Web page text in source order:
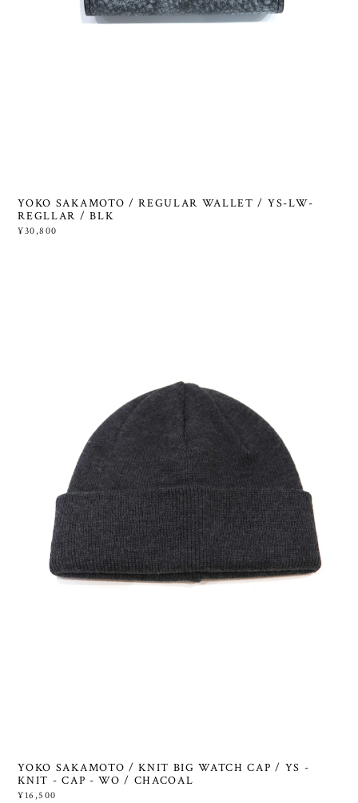
YOKO SAKAMOTO / REGULAR WALLET / YS-LW-
REGLLAR / BLK
¥30,800
YOKO SAKAMOTO / KNIT BIG WATCH CAP / YS -
KNIT - CAP - WO / CHACOAL
¥16,500